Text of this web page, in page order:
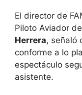
El director de
Piloto Aviador
Herrera, señaló
conforme a lo
espectáculo
asistente.